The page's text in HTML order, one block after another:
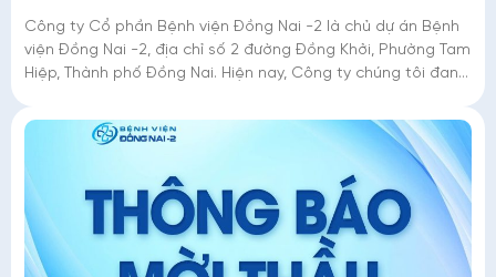
Công ty Cổ phần Bệnh viện Đồng Nai -2 là chủ dự án Bệnh
viện Đồng Nai -2, địa chỉ số 2 đường Đồng Khởi, Phường Tam
Hiệp, Thành phố Đồng Nai. Hiện nay, Công ty chúng tôi đang